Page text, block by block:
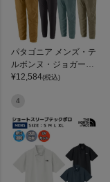
パタゴニア メンズ・テ
ルボンヌ・ジョガーズ
PATAGONIA MS TERR
¥12,584(税込)
4